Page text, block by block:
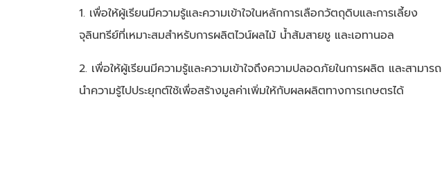
1. เพื่อให้ผู้เรียนมีความรู้และความเข้าใจในหลักการเลือกวัตถุดิบและการเลี้ยง
จุลินทรีย์ที่เหมาะสมสำหรับการผลิตไวน์ผลไม้ น้ำส้มสายชู และเอทานอล
2. เพื่อให้ผู้เรียนมีความรู้และความเข้าใจถึงความปลอดภัยในการผลิต และสามารถ
นำความรู้ไปประยุกต์ใช้เพื่อสร้างมูลค่าเพิ่มให้กับผลผลิตทางการเกษตรได้